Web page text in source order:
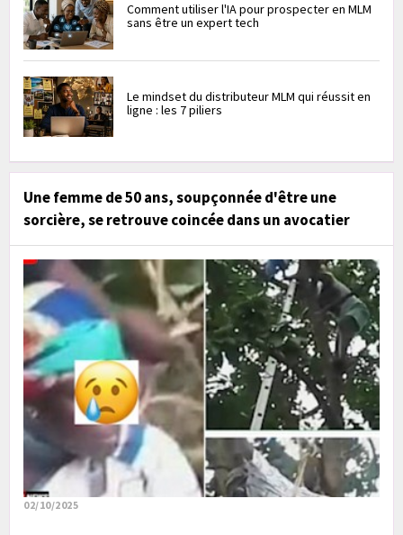
Comment utiliser l'IA pour prospecter en MLM
sans être un expert tech
Le mindset du distributeur MLM qui réussit en
ligne : les 7 piliers
Une femme de 50 ans, soupçonnée d'être une
sorcière, se retrouve coincée dans un avocatier
02/10/2025